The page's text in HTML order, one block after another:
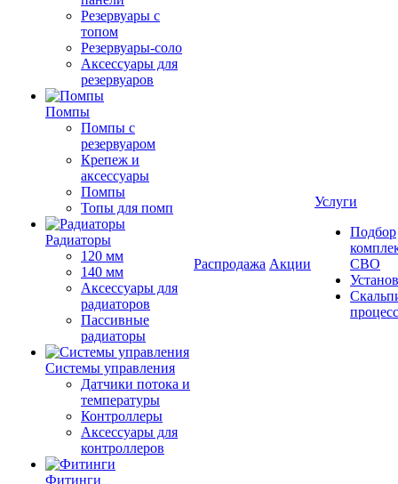
Резервуары с
топом
Резервуары-соло
Аксессуары для
резервуаров
Помпы
Помпы с
резервуаром
Крепеж и
аксессуары
Помпы
Топы для помп
Радиаторы
120 мм
140 мм
Аксессуары для
радиаторов
Пассивные
радиаторы
Системы управления
Датчики потока и
температуры
Контроллеры
Аксессуары для
контроллеров
Фитинги
Распродажа Акции
Услуги
Подбор
СВО